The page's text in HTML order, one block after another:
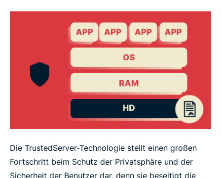
Die TrustedServer-Technologie stellt einen großen
Fortschritt beim Schutz der Privatsphäre und der
Sicherheit der Benutzer dar, denn sie beseitigt die